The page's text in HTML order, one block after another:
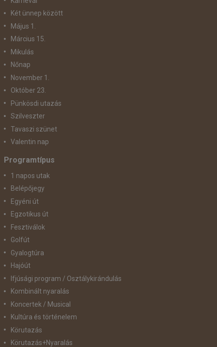
Két ünnep között
Május 1.
Március 15.
Mikulás
Nőnap
November 1.
Október 23.
Pünkösdi utazás
Szilveszter
Tavaszi szünet
Valentin nap
Programtípus
1 napos utak
Belépőjegy
Egyéni út
Egzotikus út
Fesztiválok
Golfút
Gyalogtúra
Hajóút
Ifjúsági program / Osztálykirándulás
Kombinált nyaralás
Koncertek / Musical
Kultúra és történelem
Körutazás
Körutazás+Nyaralás